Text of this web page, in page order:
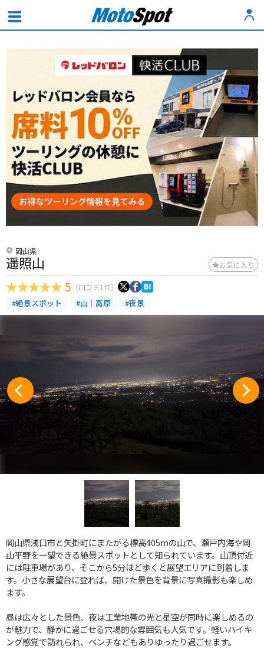
岡山県
遥照山 お気に入り
5 （口コミ1件）
#絶景スポット #山｜高原 #夜景
岡山県浅口市と矢掛町にまたがる標高405mの山で、瀬戸内海や岡
山平野を一望できる絶景スポットとして知られています。山頂付近
には駐車場があり、そこから5分ほど歩くと展望エリアに到着しま
す。小さな展望台に登れば、開けた景色を背景に写真撮影も楽しめ
ます。
昼は広々とした景色、夜は工業地帯の光と星空が同時に楽しめるの
が魅力で、静かに過ごせる穴場的な雰囲気も人気です。軽いハイキ
ング感覚で訪れられ、ベンチなどもありゆったり過ごせます。